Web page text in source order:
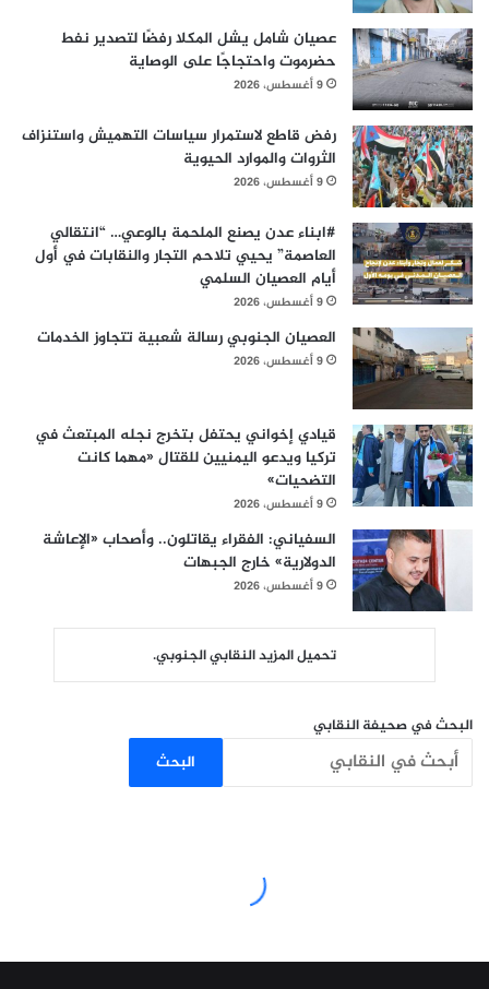
عصيان شامل يشل المكلا رفضًا لتصدير نفط
حضرموت واحتجاجًا على الوصاية
9 أغسطس، 2026
رفض قاطع لاستمرار سياسات التهميش واستنزاف
الثروات والموارد الحيوية
9 أغسطس، 2026
#ابناء عدن يصنع الملحمة بالوعي… “انتقالي
العاصمة” يحيي تلاحم التجار والنقابات في أول
أيام العصيان السلمي
9 أغسطس، 2026
العصيان الجنوبي رسالة شعبية تتجاوز الخدمات
9 أغسطس، 2026
قيادي إخواني يحتفل بتخرج نجله المبتعث في
تركيا ويدعو اليمنيين للقتال «مهما كانت
التضحيات»
9 أغسطس، 2026
السفياني: الفقراء يقاتلون.. وأصحاب «الإعاشة
الدولارية» خارج الجبهات
9 أغسطس، 2026
تحميل المزيد النقابي الجنوبي.
البحث في صحيفة النقابي
البحث